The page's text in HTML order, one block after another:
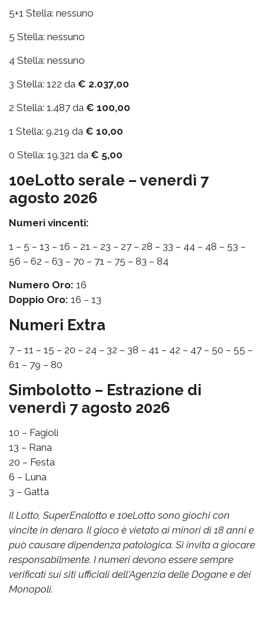
5+1 Stella: nessuno
5 Stella: nessuno
4 Stella: nessuno
3 Stella: 122 da € 2.037,00
2 Stella: 1.487 da € 100,00
1 Stella: 9.219 da € 10,00
0 Stella: 19.321 da € 5,00
10eLotto serale – venerdì 7
agosto 2026
Numeri vincenti:
1 – 5 – 13 – 16 – 21 – 23 – 27 – 28 – 33 – 44 – 48 – 53 –
56 – 62 – 63 – 70 – 71 – 75 – 83 – 84
Numero Oro: 16
Doppio Oro: 16 – 13
Numeri Extra
7 – 11 – 15 – 20 – 24 – 32 – 38 – 41 – 42 – 47 – 50 – 55 –
61 – 79 – 80
Simbolotto – Estrazione di
venerdì 7 agosto 2026
10 – Fagioli
13 – Rana
20 – Festa
6 – Luna
3 – Gatta
Il Lotto, SuperEnalotto e 10eLotto sono giochi con
vincite in denaro. Il gioco è vietato ai minori di 18 anni e
può causare dipendenza patologica. Si invita a giocare
responsabilmente. I numeri devono essere sempre
verificati sui siti ufficiali dell'Agenzia delle Dogane e dei
Monopoli.